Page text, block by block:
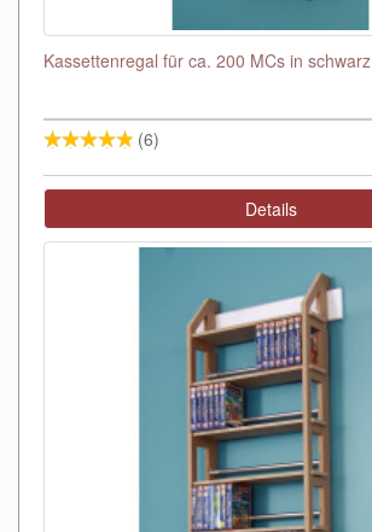
Kassettenregal für ca. 200 MCs in schwarz
(6)
Details